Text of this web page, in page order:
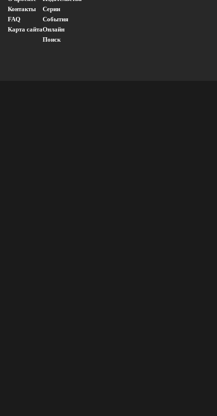
Контакты
FAQ
Карта сайта
Серии
События
Онлайн
Поиск